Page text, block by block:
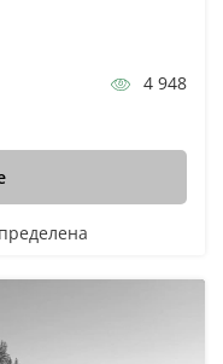
4 948